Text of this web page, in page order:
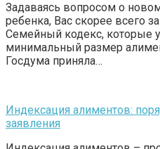
Задаваясь вопросом о
ребенка, Вас скорее всего
Семейный кодекс, которые
минимальный размер
Госдума приняла…
Индексация алиментов:
заявления